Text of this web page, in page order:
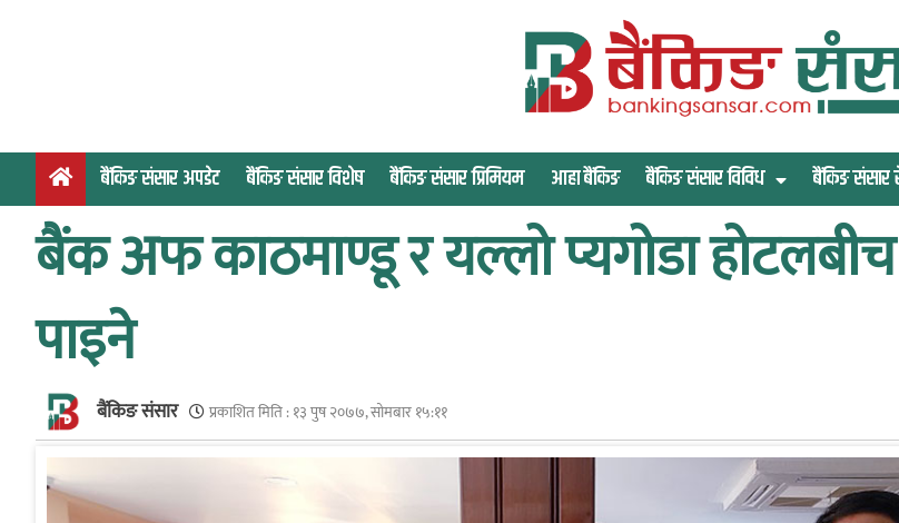
o
बैंकिङ संसार अपडेट बैंकिङ संसार विशेष बैंकिङ संसार प्रिमियम आहा बैंकिङ बैंकिङ संसार विविध बैंकिङ संसार
बैंक अफ काठमाण्डू र यल्लो प्यगोडा
पाइने
बैंकिङ संसार प्रकाशित मिति :१३ पुष २०७७, सोमबार १५:११